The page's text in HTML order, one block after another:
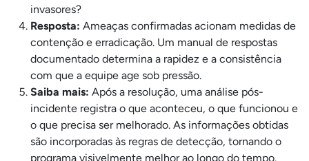
invasores?
Resposta: Ameaças confirmadas acionam medidas de
contenção e erradicação. Um manual de respostas
documentado determina a rapidez e a consistência
com que a equipe age sob pressão.
Saiba mais: Após a resolução, uma análise pós-
incidente registra o que aconteceu, o que funcionou e
o que precisa ser melhorado. As informações obtidas
são incorporadas às regras de detecção, tornando o
programa visivelmente melhor ao longo do tempo.